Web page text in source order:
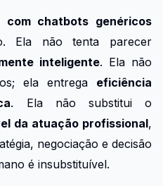
com chatbots genéricos
Ela não tenta parecer
inteligente. Ela não
ela entrega eficiência
. Ela não substitui o
da atuação profissional,
negociação e decisão
é insubstituível.